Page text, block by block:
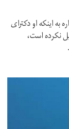
اینکه او دکترای
نکرده است،